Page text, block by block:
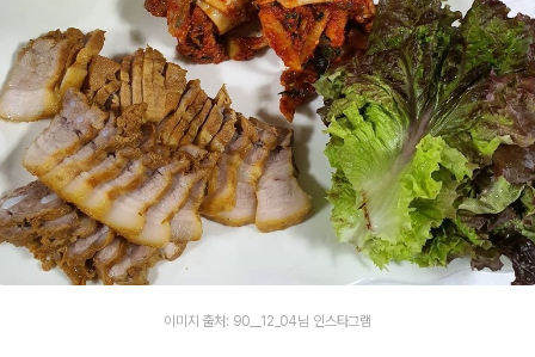
이미지 출처: 90__12_04님 인스타그램